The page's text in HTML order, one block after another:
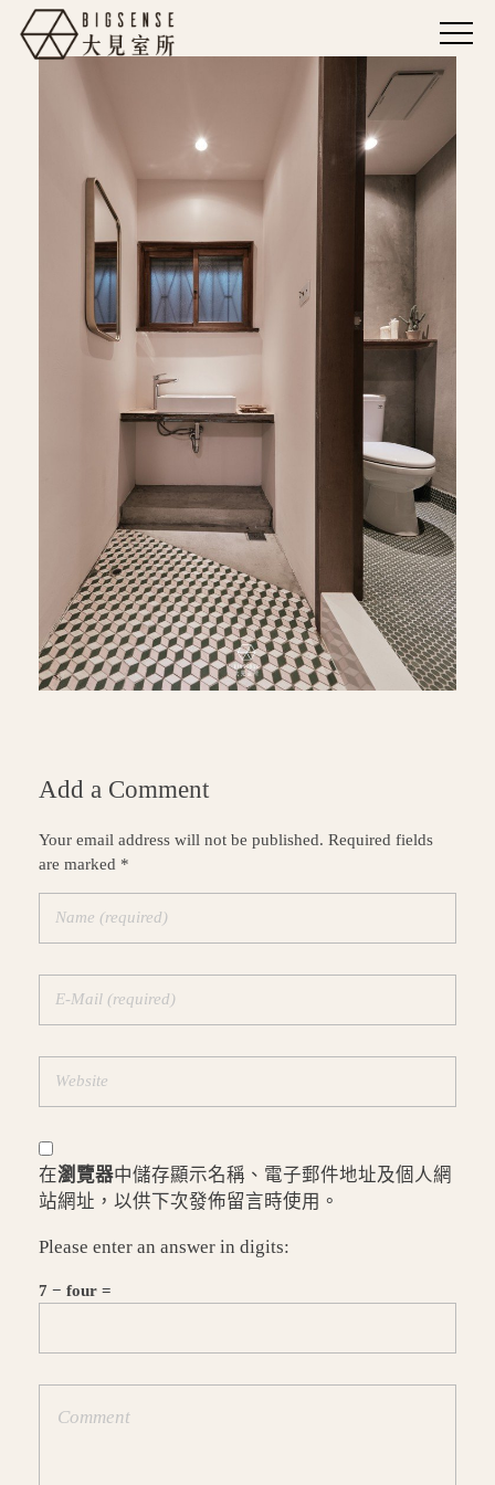
Add a Comment
Your email address will not be published. Required fields
are marked *
在瀏覽器中儲存顯示名稱、電子郵件地址及個人網
站網址，以供下次發佈留言時使用。
Please enter an answer in digits:
7 − four =